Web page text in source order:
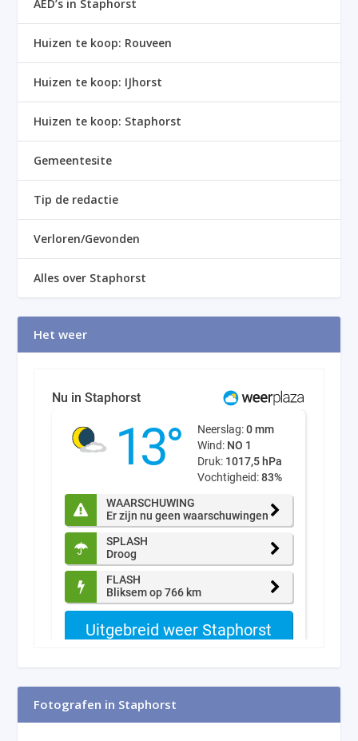
AED’s in Staphorst
Huizen te koop: Rouveen
Huizen te koop: IJhorst
Huizen te koop: Staphorst
Gemeentesite
Tip de redactie
Verloren/Gevonden
Alles over Staphorst
Het weer
Fotografen in Staphorst